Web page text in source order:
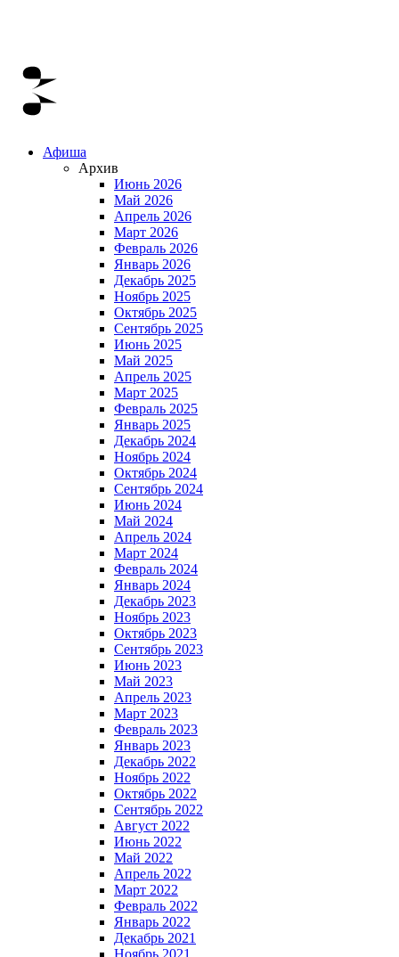
Афиша
Архив
Июнь 2026
Май 2026
Апрель 2026
Март 2026
Февраль 2026
Январь 2026
Декабрь 2025
Ноябрь 2025
Октябрь 2025
Сентябрь 2025
Июнь 2025
Май 2025
Апрель 2025
Март 2025
Февраль 2025
Январь 2025
Декабрь 2024
Ноябрь 2024
Октябрь 2024
Сентябрь 2024
Июнь 2024
Май 2024
Апрель 2024
Март 2024
Февраль 2024
Январь 2024
Декабрь 2023
Ноябрь 2023
Октябрь 2023
Сентябрь 2023
Июнь 2023
Май 2023
Апрель 2023
Март 2023
Февраль 2023
Январь 2023
Декабрь 2022
Ноябрь 2022
Октябрь 2022
Сентябрь 2022
Август 2022
Июнь 2022
Май 2022
Апрель 2022
Март 2022
Февраль 2022
Январь 2022
Декабрь 2021
Ноябрь 2021